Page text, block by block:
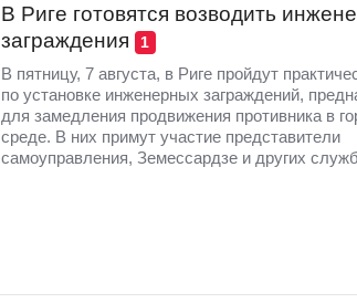
В Риге готовятся возводить
заграждения
1
В пятницу, 7 августа, в Риге пройдут
по установке инженерных заграждений,
для замедления продвижения противника в
среде. В них примут участие представители
самоуправления, Земессардзе и других